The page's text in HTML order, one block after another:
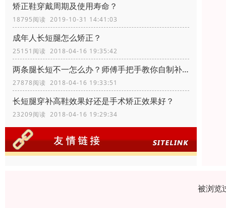
矫正鞋穿戴周期及使用寿命？
18795阅读 2019-10-31 14:41:03
成年人长短腿怎么矫正？
25151阅读 2018-04-16 19:35:42
两条腿长短不一怎么办？师傅手把手教你自制补高鞋
27878阅读 2018-04-16 19:33:51
长短腿穿补高鞋效果好还是手术矫正效果好？
23209阅读 2018-04-16 19:29:34
被浏览